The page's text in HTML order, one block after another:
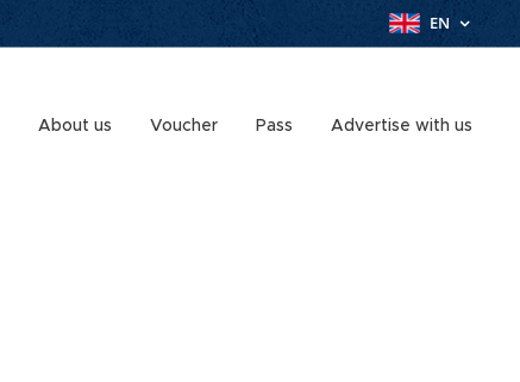
EN
About us Voucher Pass Advertise with us